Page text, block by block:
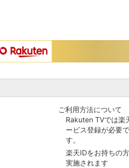
ご利用方法について
Rakuten TVでは楽
ービス登録が必要
す。
楽天IDをお持ちの
実施されます